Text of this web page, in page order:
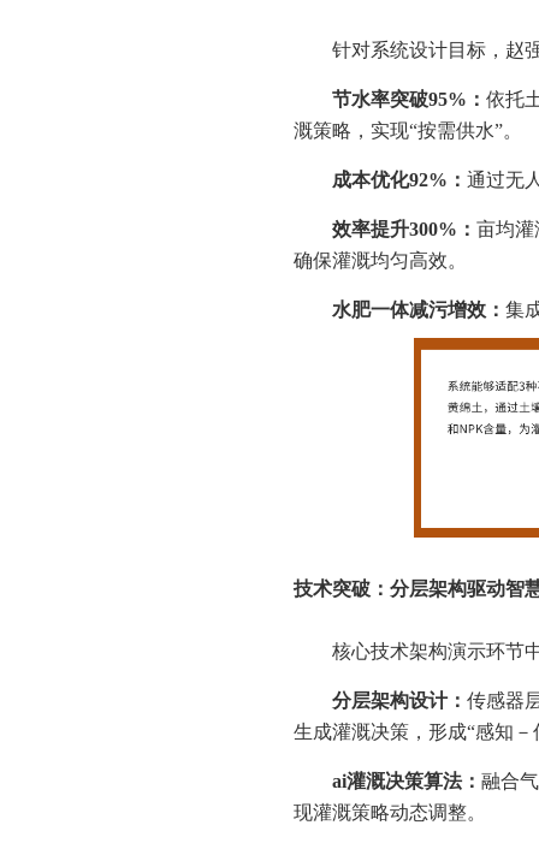
针对系统设计目标，赵
节水率突破95%： 依托
溉策略，实现“按需供水”。
成本优化92%： 通过无
效率提升300%： 亩均灌
确保灌溉均匀高效。
水肥一体减污增效： 集
技术突破：分层架构驱动智
核心技术架构演示环节
分层架构设计： 传感器
生成灌溉决策，形成“感知
ai灌溉决策算法： 融合
现灌溉策略动态调整。